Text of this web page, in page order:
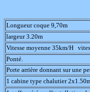
Longueur coque 9,70m
largeur 3.20m
Vitesse moyenne 35km/H
Ponté.
Porte arrière donnant sur une
1 cabine type chalutier